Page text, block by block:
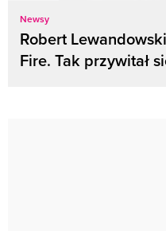
Newsy
Robert
Fire. Tak przywitał